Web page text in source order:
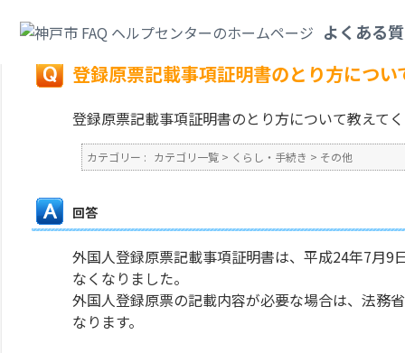
よくある
戻る
登録原票記載事項証明書のとり方につい
登録原票記載事項証明書のとり方について教えて
カテゴリー : カテゴリ一覧 > くらし・手続き > その他
回答
外国人登録原票記載事項証明書は、平成24年7月
なくなりました。
外国人登録原票の記載内容が必要な場合は、法務
なります。